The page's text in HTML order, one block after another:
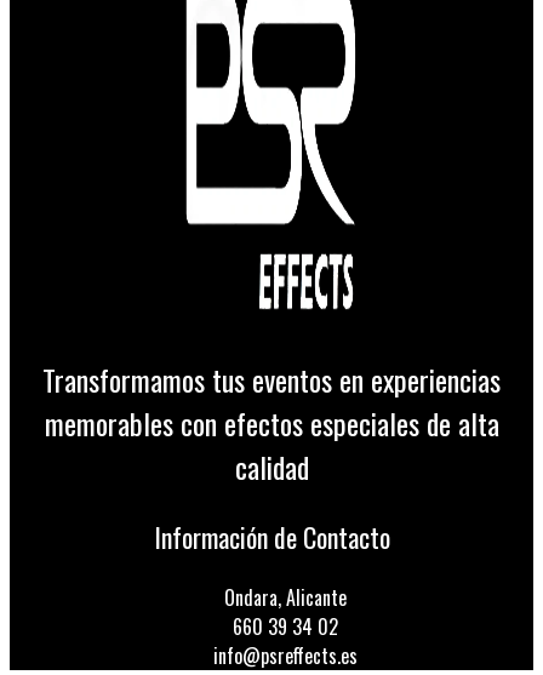
Transformamos tus eventos en experiencias
memorables con efectos especiales de alta
calidad
Información de Contacto
Ondara, Alicante
660 39 34 02
info@psreffects.es